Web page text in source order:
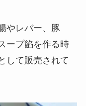
やレバー、豚
ープ餡を作る時
して販売されて